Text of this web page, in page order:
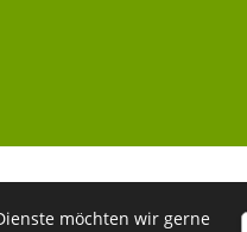
möchten wir gerne